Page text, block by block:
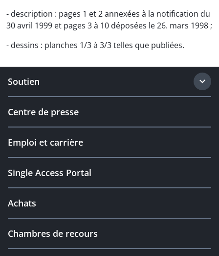
- description : pages 1 et 2 annexées à la notification du
30 avril 1999 et pages 3 à 10 déposées le 26. mars 1998 ;
- dessins : planches 1/3 à 3/3 telles que publiées.
Soutien
Centre de presse
Emploi et carrière
Single Access Portal
Achats
Chambres de recours